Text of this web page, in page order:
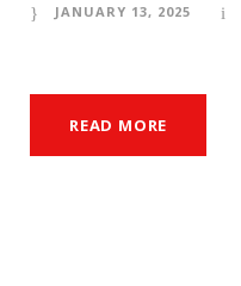
JANUARY 13, 2025
READ MORE